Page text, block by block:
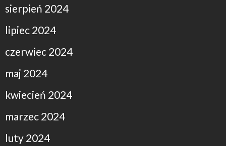
sierpień 2024
lipiec 2024
czerwiec 2024
maj 2024
kwiecień 2024
marzec 2024
luty 2024